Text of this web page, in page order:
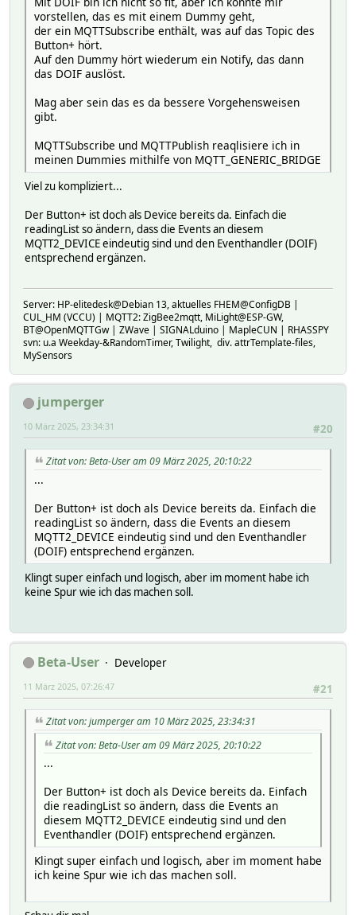
vorstellen, das es mit einem Dummy geht,
der ein MQTTSubscribe enthält, was auf das Topic des
Button+ hört.
Auf den Dummy hört wiederum ein Notify, das dann
das DOIF auslöst.
Mag aber sein das es da bessere Vorgehensweisen
gibt.
MQTTSubscribe und MQTTPublish reaqlisiere ich in
meinen Dummies mithilfe von MQTT_GENERIC_BRIDGE
Viel zu kompliziert...
Der Button+ ist doch als Device bereits da. Einfach die
readingList so ändern, dass die Events an diesem
MQTT2_DEVICE eindeutig sind und den Eventhandler (DOIF)
entsprechend ergänzen.
Server: HP-elitedesk@Debian 13, aktuelles FHEM@ConfigDB |
CUL_HM (VCCU) | MQTT2: ZigBee2mqtt, MiLight@ESP-GW,
BT@OpenMQTTGw | ZWave | SIGNALduino | MapleCUN | RHASSPY
svn: u.a Weekday-&RandomTimer, Twilight, div. attrTemplate-files,
MySensors
jumperger
#20
10 März 2025, 23:34:31
Zitat von: Beta-User am 09 März 2025, 20:10:22
...
Der Button+ ist doch als Device bereits da. Einfach die
readingList so ändern, dass die Events an diesem
MQTT2_DEVICE eindeutig sind und den Eventhandler
(DOIF) entsprechend ergänzen.
Klingt super einfach und logisch, aber im moment habe ich
keine Spur wie ich das machen soll.
Beta-User
Developer
#21
11 März 2025, 07:26:47
Zitat von: jumperger am 10 März 2025, 23:34:31
Zitat von: Beta-User am 09 März 2025, 20:10:22
...
Der Button+ ist doch als Device bereits da. Einfach
die readingList so ändern, dass die Events an
diesem MQTT2_DEVICE eindeutig sind und den
Eventhandler (DOIF) entsprechend ergänzen.
Klingt super einfach und logisch, aber im moment habe
ich keine Spur wie ich das machen soll.